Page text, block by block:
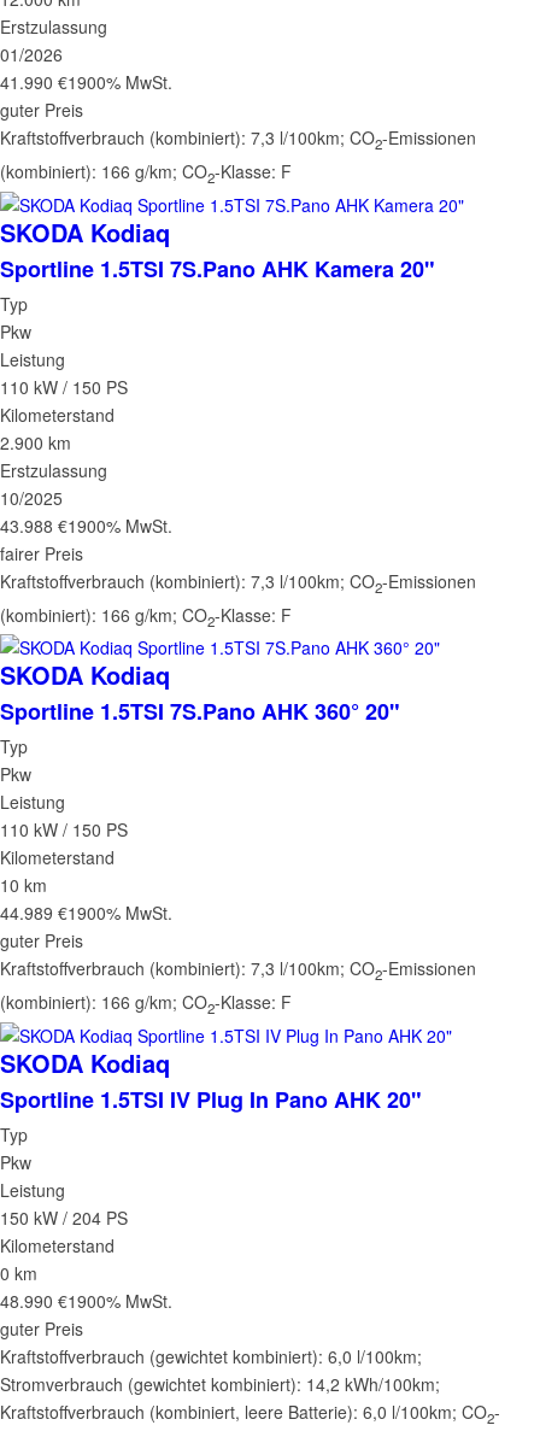
Erstzulassung
01/2026
41.990 €1900% MwSt.
guter Preis
Kraftstoffverbrauch (kombiniert): 7,3 l/100km; CO2-Emissionen
(kombiniert): 166 g/km; CO2-Klasse: F
SKODA Kodiaq
Sportline 1.5TSI 7S.Pano AHK Kamera 20"
Typ
Pkw
Leistung
110 kW / 150 PS
Kilometerstand
2.900 km
Erstzulassung
10/2025
43.988 €1900% MwSt.
fairer Preis
Kraftstoffverbrauch (kombiniert): 7,3 l/100km; CO2-Emissionen
(kombiniert): 166 g/km; CO2-Klasse: F
SKODA Kodiaq
Sportline 1.5TSI 7S.Pano AHK 360° 20"
Typ
Pkw
Leistung
110 kW / 150 PS
Kilometerstand
10 km
44.989 €1900% MwSt.
guter Preis
Kraftstoffverbrauch (kombiniert): 7,3 l/100km; CO2-Emissionen
(kombiniert): 166 g/km; CO2-Klasse: F
SKODA Kodiaq
Sportline 1.5TSI IV Plug In Pano AHK 20"
Typ
Pkw
Leistung
150 kW / 204 PS
Kilometerstand
0 km
48.990 €1900% MwSt.
guter Preis
Kraftstoffverbrauch (gewichtet kombiniert): 6,0 l/100km;
Stromverbrauch (gewichtet kombiniert): 14,2 kWh/100km;
Kraftstoffverbrauch (kombiniert, leere Batterie): 6,0 l/100km; CO2-